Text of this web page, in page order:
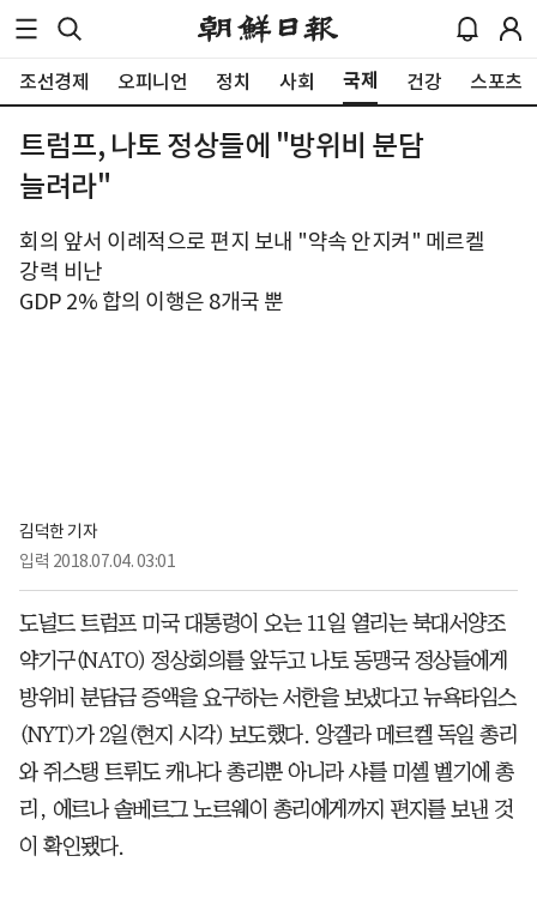
조선경제 오피니언 정치 사회 국제 건강 스포츠
트럼프, 나토 정상들에 "방위비 분담
늘려라"
회의 앞서 이례적으로 편지 보내 "약속 안지켜" 메르켈
강력 비난
GDP 2% 합의 이행은 8개국 뿐
김덕한 기자
입력 2018.07.04. 03:01
도널드 트럼프 미국 대통령이 오는 11일 열리는 북대서양조
약기구(NATO) 정상회의를 앞두고 나토 동맹국 정상들에게
방위비 분담금 증액을 요구하는 서한을 보냈다고 뉴욕타임스
(NYT)가 2일(현지 시각) 보도했다. 앙겔라 메르켈 독일 총리
와 쥐스탱 트뤼도 캐나다 총리뿐 아니라 샤를 미셸 벨기에 총
리, 에르나 솔베르그 노르웨이 총리에게까지 편지를 보낸 것
이 확인됐다.